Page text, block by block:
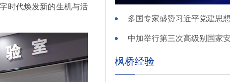
时代焕发新的生机与活
枫桥经验